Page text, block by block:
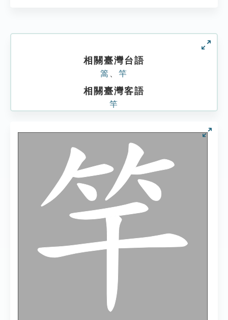
相關臺灣台語
篙 竿
相關臺灣客語
竿